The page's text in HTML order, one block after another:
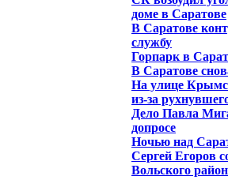
доме в Саратове
В Саратове
службу
Горпарк в
В Саратове
На улице
из-за
Дело Павла
допросе
Ночью над
Сергей Егоров
Вольского